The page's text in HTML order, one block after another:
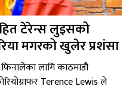
टेरेन्स लुइसको
मगरको खुलेर प्रशंसा
लागि काठमाडौं
Terence Lewis ले